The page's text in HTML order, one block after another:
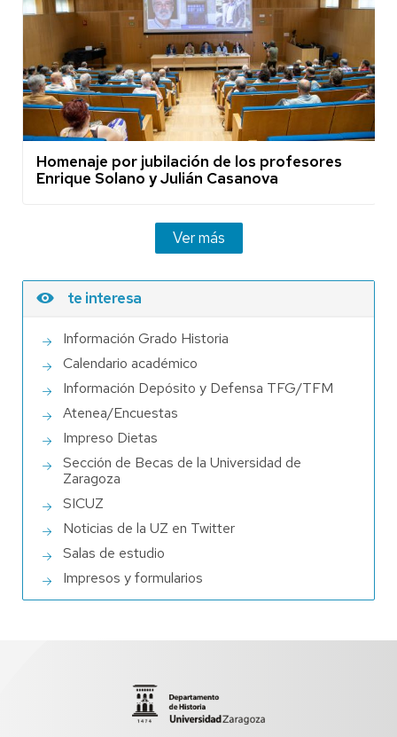
Homenaje por jubilación de los profesores
Enrique Solano y Julián Casanova
Ver más
te interesa
Información Grado Historia
Calendario académico
Información Depósito y Defensa TFG/TFM
Atenea/Encuestas
Impreso Dietas
Sección de Becas de la Universidad de
Zaragoza
SICUZ
Noticias de la UZ en Twitter
Salas de estudio
Impresos y formularios